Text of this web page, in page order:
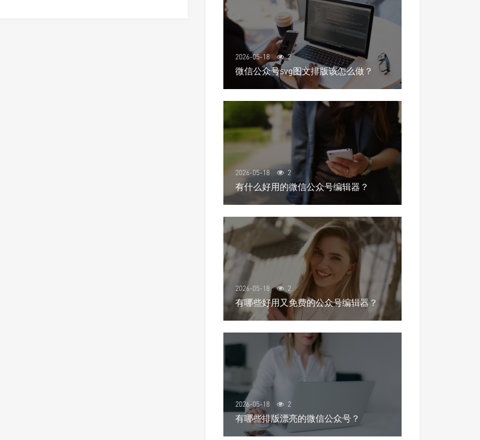
2026-05-18 2
微信公众号svg图文排版该怎么做？
2026-05-18 2
有什么好用的微信公众号编辑器？
2026-05-18 2
有哪些好用又免费的公众号编辑器？
2026-05-18 2
有哪些排版漂亮的微信公众号？